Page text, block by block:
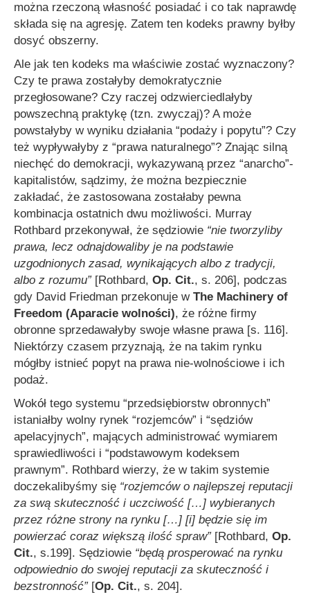
można rzeczoną własność posiadać i co tak naprawdę
składa się na agresję. Zatem ten kodeks prawny byłby
dosyć obszerny.
Ale jak ten kodeks ma właściwie zostać wyznaczony?
Czy te prawa zostałyby demokratycznie
przegłosowane? Czy raczej odzwierciedlałyby
powszechną praktykę (tzn. zwyczaj)? A może
powstałyby w wyniku działania “podaży i popytu”? Czy
też wypływałyby z “prawa naturalnego”? Znając silną
niechęć do demokracji, wykazywaną przez “anarcho”-
kapitalistów, sądzimy, że można bezpiecznie
zakładać, że zastosowana zostałaby pewna
kombinacja ostatnich dwu możliwości. Murray
Rothbard przekonywał, że sędziowie “nie tworzyliby
prawa, lecz odnajdowaliby je na podstawie
uzgodnionych zasad, wynikających albo z tradycji,
albo z rozumu”[Rothbard, Op. Cit., s. 206], podczas
gdy David Friedman przekonuje w The Machinery of
Freedom (Aparacie wolności), że różne firmy
obronne sprzedawałyby swoje własne prawa [s. 116].
Niektórzy czasem przyznają, że na takim rynku
mógłby istnieć popyt na prawa nie-wolnościowe i ich
podaż.
Wokół tego systemu “przedsiębiorstw obronnych”
istaniałby wolny rynek “rozjemców” i “sędziów
apelacyjnych”, mających administrować wymiarem
sprawiedliwości i “podstawowym kodeksem
prawnym”. Rothbard wierzy, że w takim systemie
doczekalibyśmy się “rozjemców o najlepszej reputacji
za swą skuteczność i uczciwość […] wybieranych
przez różne strony na rynku […] [i] będzie się im
powierzać coraz większą ilość spraw”[Rothbard, Op.
Cit., s.199]. Sędziowie “będą prosperować na rynku
odpowiednio do swojej reputacji za skuteczność i
bezstronność”[Op. Cit., s. 204].